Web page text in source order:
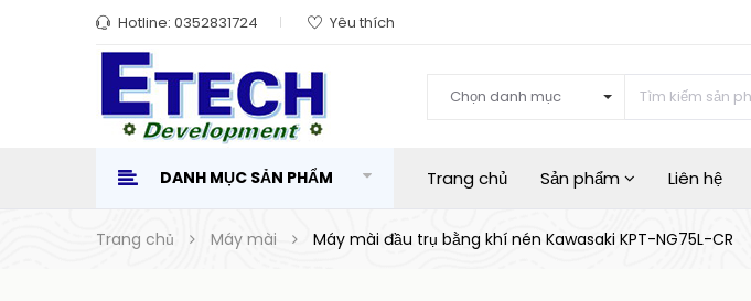
Hotline: 0352831724 Yêu thích
Chọn danh mục
DANH MỤC SẢN PHẨM Trang chủ Sản phẩm Liên hệ
Trang chủ Máy mài Máy mài đầu trụ bằng khí nén Kawasaki KPT-NG75L-CR